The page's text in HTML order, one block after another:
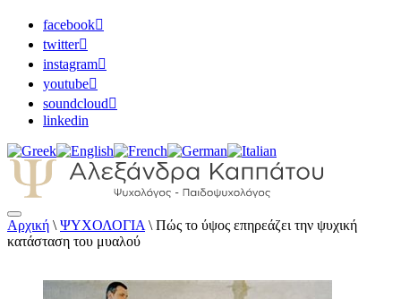
facebook
twitter
instagram
youtube
soundcloud
linkedin
Αλεξάνδρα Καππάτου Ψυχολόγος –
Παιδοψυχολόγος
Αρχική \ ΨΥΧΟΛΟΓΙΑ \ Πώς το ύψος επηρεάζει την ψυχική
κατάσταση του μυαλού